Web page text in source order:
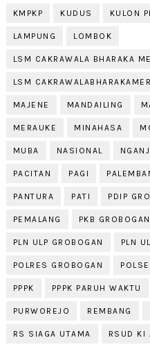
KMPKP KUDUS KULON
LAMPUNG LOMBOK
LSM CAKRAWALA BHARAKA
LSM
MAJENE MANDAILING
MERAUKE MINAHASA
MUBA NASIONAL
PACITAN PAGI
PANTURA PATI PDIP
PEMALANG PKB GROBOGAN
PLN ULP GROBOGAN PLN
POLRES GROBOGAN
PPPK PPPK PARUH WAKTU
PURWOREJO REMBANG
RS SIAGA UTAMA RSUD KI